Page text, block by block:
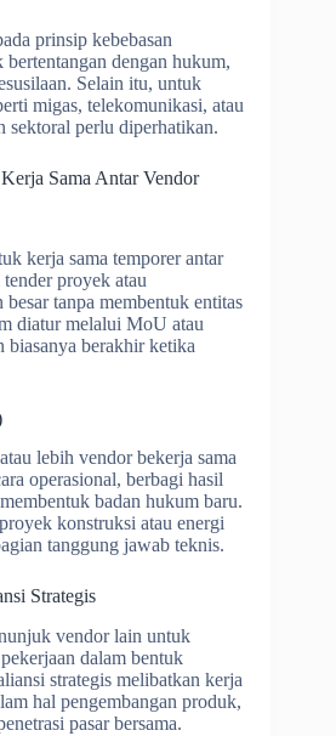
prinsip kebebasan
dengan hukum,
Selain itu, untuk
migas, telekomunikasi, atau
sektoral perlu diperhatikan.
Sama Antar Vendor
kerja sama temporer antar
proyek atau
besar tanpa membentuk entitas
diatur melalui MoU atau
biasanya berakhir ketika
lebih vendor bekerja sama
operasional, berbagi hasil
badan hukum baru.
konstruksi atau energi
tanggung jawab teknis.
Strategis
vendor lain untuk
dalam bentuk
strategis melibatkan kerja
hal pengembangan produk,
pasar bersama.